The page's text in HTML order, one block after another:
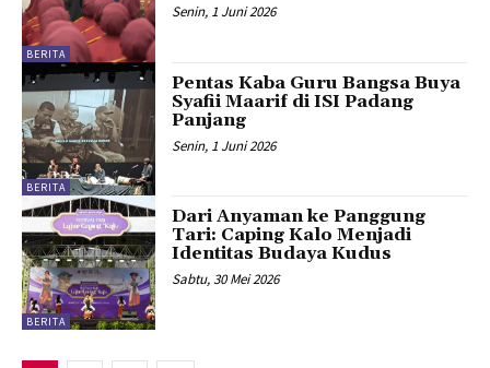
BERITA
Senin, 1 Juni 2026
BERITA
Pentas Kaba Guru Bangsa Buya
Syafii Maarif di ISI Padang
Panjang
Senin, 1 Juni 2026
BERITA
Dari Anyaman ke Panggung
Tari: Caping Kalo Menjadi
Identitas Budaya Kudus
Sabtu, 30 Mei 2026